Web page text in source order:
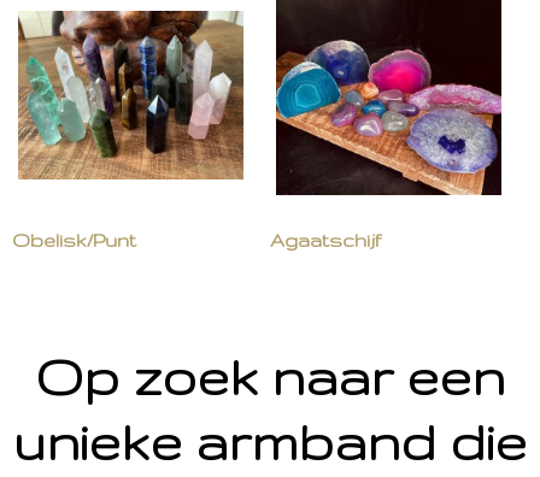
Obelisk/Punt Agaatschijf
Op zoek naar een
unieke armband die